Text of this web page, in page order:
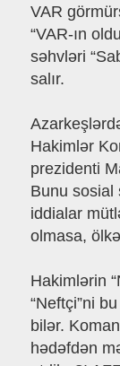
VAR
“VAR-ın
səhvləri
salır.
Hakimlər
prezidenti
Bunu sosial
iddialar
olmasa,
Hakimlərin
“Neftçi”ni
bilər.
hədəfdən